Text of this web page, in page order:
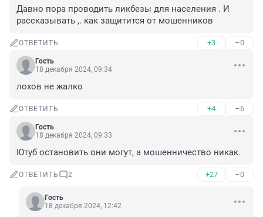
Давно пора проводить ликбезы для населения . И
рассказывать ,. как защитится от мошенников
ОТВЕТИТЬ +3 –0
Гость
18 декабря 2024, 09:34
лохов не жалко
ОТВЕТИТЬ +4 –6
Гость
18 декабря 2024, 09:33
Ютуб остановить они могут, а мошенничество никак.
ОТВЕТИТЬ 2 +27 –0
Гость
18 декабря 2024, 12:42